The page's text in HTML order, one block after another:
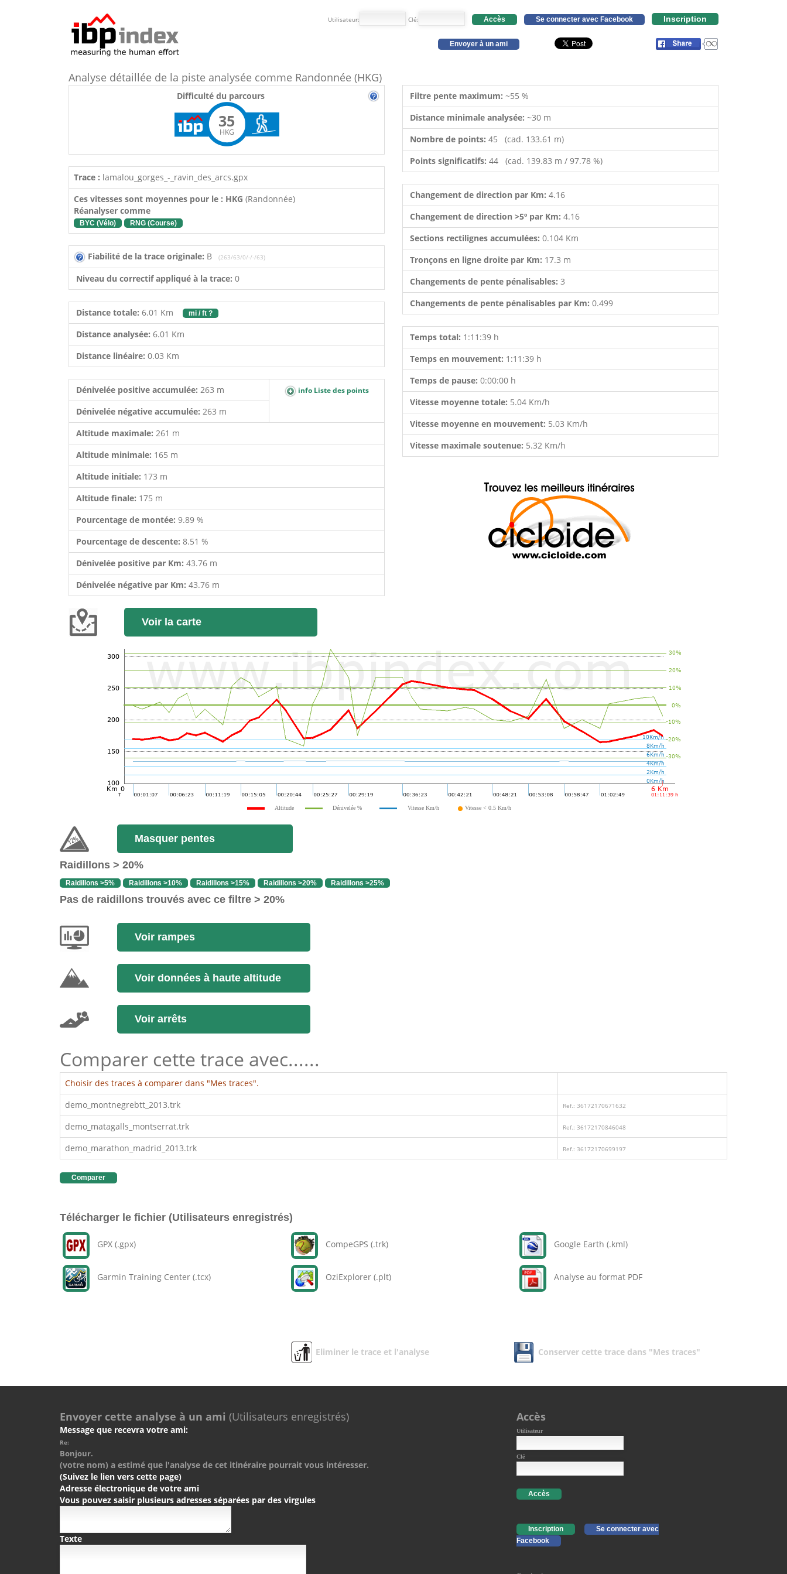
Utilisateur: Clé: Accès Se connecter avec Facebook Inscription
Envoyer à un ami
Analyse détaillée de la piste analysée comme Randonnée (HKG)
Difficulté du parcours
35
HKG
Trace : lamalou_gorges_-_ravin_des_arcs.gpx
Ces vitesses sont moyennes pour le : HKG (Randonnée)
Réanalyser comme
BYC (Vélo) RNG (Course)
Fiabilité de la trace originale: B (263/63/0/-/-/63)
Niveau du correctif appliqué à la trace: 0
Distance totale: 6.01 Km mi / ft ?
Distance analysée: 6.01 Km
Distance linéaire: 0.03 Km
Dénivelée positive accumulée: 263 m info Liste des points
Dénivelée négative accumulée: 263 m
Altitude maximale: 261 m
Altitude minimale: 165 m
Altitude initiale: 173 m
Altitude finale: 175 m
Pourcentage de montée: 9.89 %
Pourcentage de descente: 8.51 %
Dénivelée positive par Km: 43.76 m
Dénivelée négative par Km: 43.76 m
Filtre pente maximum: ~55 %
Distance minimale analysée: ~30 m
Nombre de points: 45 (cad. 133.61 m)
Points significatifs: 44 (cad. 139.83 m / 97.78 %)
Changement de direction par Km: 4.16
Changement de direction >5º par Km: 4.16
Sections rectilignes accumulées: 0.104 Km
Tronçons en ligne droite par Km: 17.3 m
Changements de pente pénalisables: 3
Changements de pente pénalisables par Km: 0.499
Temps total: 1:11:39 h
Temps en mouvement: 1:11:39 h
Temps de pause: 0:00:00 h
Vitesse moyenne totale: 5.04 Km/h
Vitesse moyenne en mouvement: 5.03 Km/h
Vitesse maximale soutenue: 5.32 Km/h
Voir la carte
Altitude Dénivelée % Vitesse Km/h Vitesse < 0.5 Km/h
Masquer pentes
Raidillons > 20%
Raidillons >5% Raidillons >10% Raidillons >15% Raidillons >20% Raidillons >25%
Pas de raidillons trouvés avec ce filtre > 20%
Voir rampes
Voir données à haute altitude
Voir arrêts
Comparer cette trace avec......
Choisir des traces à comparer dans "Mes traces".
demo_montnegrebtt_2013.trk
Ref.: 36172170671632
demo_matagalls_montserrat.trk Ref.: 36172170846048
demo_marathon_madrid_2013.trk Ref.: 36172170699197
Comparer
Télécharger le fichier (Utilisateurs enregistrés)
GPX (.gpx)
Garmin Training Center (.tcx)
CompeGPS (.trk)
OziExplorer (.plt)
Google Earth (.kml)
Analyse au format PDF
Eliminer le trace et l'analyse Conserver cette trace dans "Mes traces"
Envoyer cette analyse à un ami (Utilisateurs enregistrés)
Message que recevra votre ami:
Re:
Bonjour.
(votre nom) a estimé que l'analyse de cet itinéraire pourrait vous intéresser.
(Suivez le lien vers cette page)
Adresse électronique de votre ami
Vous pouvez saisir plusieurs adresses séparées par des virgules
Texte
Accès
Utilisateur
Clé
Accès
Inscription
Se connecter avec
Facebook